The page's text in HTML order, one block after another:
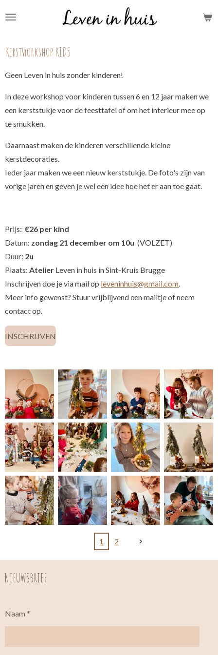
de
Kerstworkshop KIDS
Geen Leven in huis zonder kinderen!
In deze workshop voor kinderen tussen 6 en 12 jaar maken we
een kerststukje voor de feesttafel of om het interieur mee op
te smukken.
Daarnaast maken de kinderen verschillende kleine
kerstdecoraties.
Ieder jaar maken we een nieuw kerststukje. De foto's zijn van
vorige jaren en geven je wel een idee hoe het er aan toe gaat.
Prijs: €26 per kind
Datum: zondag 21 december om 10u (VOLZET)
Duur: 2u
Plaats: Atelier Leven in huis in Sint-Kruis Brugge
Inschrijven doe je via mail op leveninhuis@gmail.com.
Meer info gewenst? Stuur vrijblijvend een mailtje of neem
contact op.
INSCHRIJVEN
1 2
NIEUWSBRIEF
Naam *